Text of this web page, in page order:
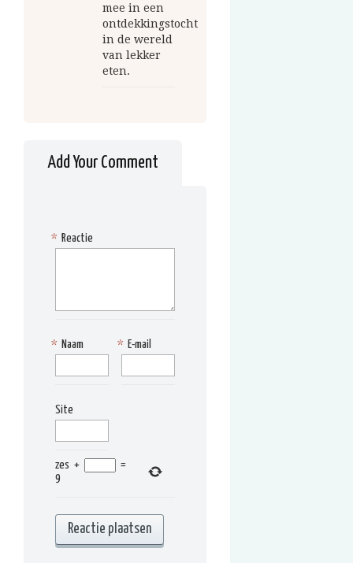
mee in een
ontdekkingstocht
in de wereld
van lekker
eten.
Add Your Comment
Reactie
*
Naam
* E-mail
*
Site
zes +
=
9